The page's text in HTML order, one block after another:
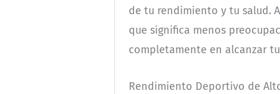
de tu rendimiento y tu salud.
que significa menos
completamente en alcanzar
Rendimiento Deportivo de